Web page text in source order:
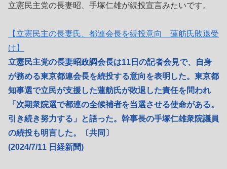
立憲民主党の長妻昭、手塚仁雄が続投宣言みたいです。
【立憲民主の長妻氏、都連会長を続投意向 蓮舫氏敗退受
け】
立憲民主党の長妻昭政調会長は11日の記者会見で、自身
が務める東京都連会長を続投する意向を表明した。東京都
知事選で立民が支援した蓮舫氏が敗退した責任を問われ
「次期衆院選で都連の全候補者を当選させる使命がある。
引き続き努力する」と語った。幹事長の手塚仁雄衆院議員
の続投も明言した。〔共同〕
(2024/7/11 日経新聞)